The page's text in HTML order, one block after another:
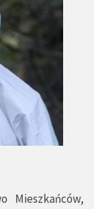
Mieszkańców,